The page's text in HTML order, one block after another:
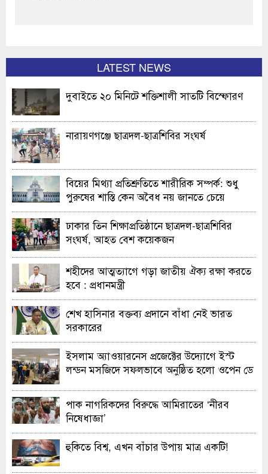
LATEST NEWS
দুবাইতে ২০ মিনিটে শক্তিশালী সাতটি বিস্ফোরণ
নারায়ণগঞ্জে ছাত্রদল-ছাত্রশিবির সংঘর্ষ
বিয়ের মিথ্যা প্রতিশ্রুতিতে শারীরিক সম্পর্ক: শুধু
পুরুষের শাস্তি কেন অবৈধ নয় জানতে চেয়ে
হাইকোর্টের রুল
ঢাকার তিন শিক্ষাপ্রতিষ্ঠানে ছাত্রদল-ছাত্রশিবির
সংঘর্ষ, আহত বেশ কয়েকজন
শহীদের আত্মত্যাগে গড়া জাতীয় ঐক্য রক্ষা করতে
হবে : প্রধানমন্ত্রী
শেখ হাসিনার বক্তব্য প্রদানে বাঁধা নেই ভারত
সরকারের
ইসলাম অ্যাওয়ারনেস প্রজেক্টের উদ্যোগে ইস্ট
লন্ডন মসজিদে সফলভাবে অনুষ্ঠিত হলো ওপেন ডে
পাক নাগরিকদের বিরুদ্ধে আমিরাতের ‘নীরব
নিষেধাজ্ঞা’
হুকিতে বিশ্ব, এখন বাঁচার উপায় মাত্র একটি!